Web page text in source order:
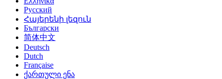
Русский
Հայերենի լեզուն
Български
简体中文
Deutsch
Dutch
Française
ქართული ენა